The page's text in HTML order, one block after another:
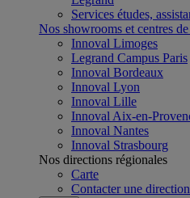
Services études,
Nos showrooms et centres
Innoval Limoges
Legrand Campus Paris
Innoval Bordeaux
Innoval Lyon
Innoval Lille
Innoval Aix-en-
Innoval Nantes
Innoval Strasbourg
Nos directions régionales
Carte
Contacter une